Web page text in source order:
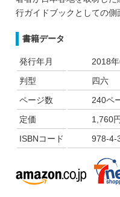
行ガイドブックとしての側
書籍データ
発行年月
2018年
判型
四六
ページ数
240ペ
定価
1,760
ISBNコード
978-4-